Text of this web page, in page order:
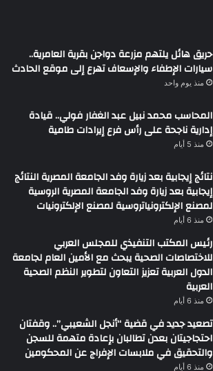
حريق هائل يلتهم مزرعة دواجن بقرية العامرية..
سيارات الإطفاء والإسعاف تهرع إلى موقع الحادث
منذ يوم واحد
المحاسب محمد نبيل عبد الغفار فولي.. قيادة
إدارية ناجحة على رأس فرع إيرادات طامية
منذ 5 أيام
نتائج إيجابية بعد زيارة وفد الجامعة المصرية النتائج
إيجابية بعد زيارة وفد الجامعة المصرية الروسية
لمصنع الإلكترونياتروسية لمصنع الإلكترونيات
منذ 6 أيام
رئيس المكتب التنفيذي للمجلس العربي
للاختصاصات الصحية يبحث مع الأمين العام لجامعة
الدول العربية تعزيز التعاون لتطوير النظم الصحية
العربية
منذ 6 أيام
تصعيد جديد في قضية “أنجل الشعيبي”.. وقفتان
احتجاجيتان بعدن تطالبان بإعادة متهمة للسجن
والتحقيق في ملابسات الإفراج عن المحكومين
منذ 6 أيام